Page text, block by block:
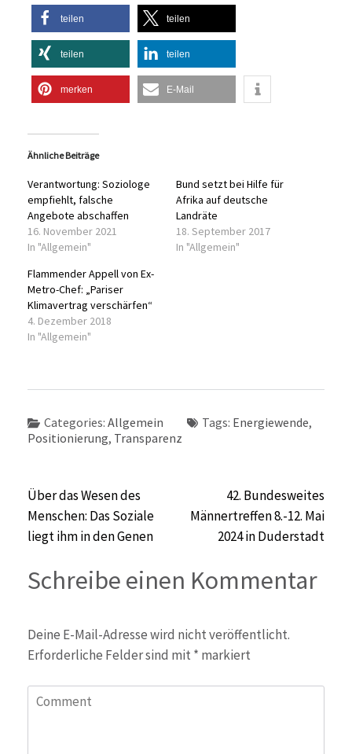
teilen teilen
teilen teilen
merken E-Mail
Ähnliche Beiträge
Verantwortung: Soziologe
empfiehlt, falsche
Angebote abschaffen
16. November 2021
In "Allgemein"
Bund setzt bei Hilfe für
Afrika auf deutsche
Landräte
18. September 2017
In "Allgemein"
Flammender Appell von Ex-
Metro-Chef: „Pariser
Klimavertrag verschärfen“
4. Dezember 2018
In "Allgemein"
Categories: Allgemein Tags: Energiewende,
Positionierung, Transparenz
Beitragsnavigation
Über das Wesen des
Menschen: Das Soziale
liegt ihm in den Genen
42. Bundesweites
Männertreffen 8.-12. Mai
2024 in Duderstadt
Schreibe einen Kommentar
Deine E-Mail-Adresse wird nicht veröffentlicht.
Erforderliche Felder sind mit * markiert
Comment